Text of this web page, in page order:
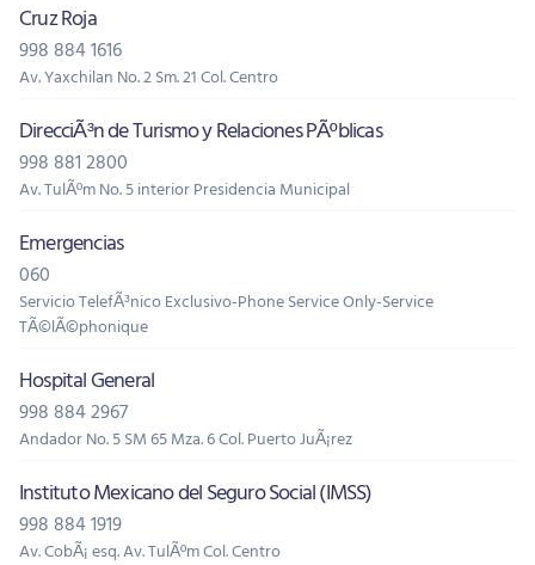
Cruz Roja
998 884 1616
Av. Yaxchilan No. 2 Sm. 21 Col. Centro
DirecciÃ³n de Turismo y Relaciones PÃºblicas
998 881 2800
Av. TulÃºm No. 5 interior Presidencia Municipal
Emergencias
060
Servicio TelefÃ³nico Exclusivo-Phone Service Only-Service
TÃ©lÃ©phonique
Hospital General
998 884 2967
Andador No. 5 SM 65 Mza. 6 Col. Puerto JuÃ¡rez
Instituto Mexicano del Seguro Social (IMSS)
998 884 1919
Av. CobÃ¡ esq. Av. TulÃºm Col. Centro